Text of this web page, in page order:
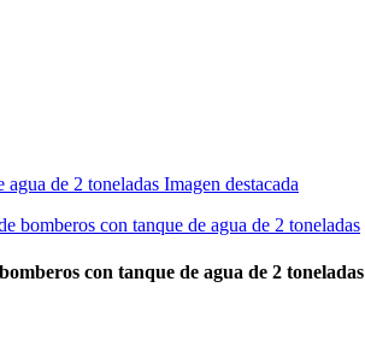
con tanque de agua de 2 toneladas